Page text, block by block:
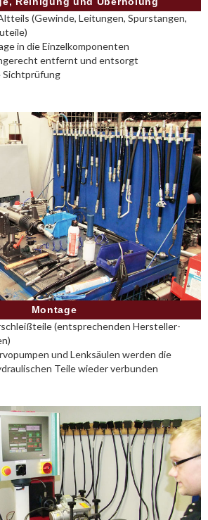
(Gewinde, Leitungen, Spurstangen,
in die Einzelkomponenten
entfernt und entsorgt
Montage
(entsprechenden Hersteller-
und Lenksäulen werden die
Teile wieder verbunden